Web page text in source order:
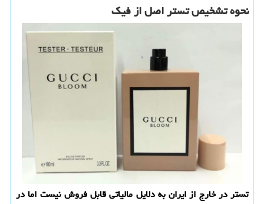
نحوه تشخیص تستر اصل از فیك
تستر در خارج از ایران به دلایل مالیاتی قابل فروش نیست اما در